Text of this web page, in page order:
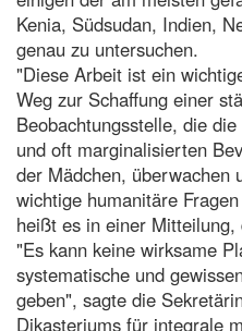
Kenia, Südsudan, Indien,
genau zu untersuchen.
"Diese Arbeit ist ein
Weg zur Schaffung einer
Beobachtungsstelle, die
und oft marginalisierten
der Mädchen, überwachen
wichtige humanitäre
heißt es in einer
"Es kann keine wirksame
systematische und
geben", sagte die
Dikasteriums für integrale